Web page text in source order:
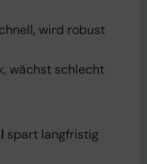
wird robust
wächst schlecht
spart langfristig